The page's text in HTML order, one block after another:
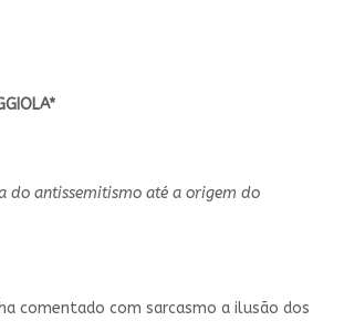
do antissemitismo até a origem do
comentado com sarcasmo a ilusão dos